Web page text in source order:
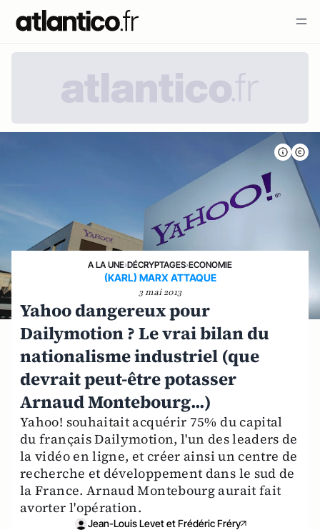
A LA UNE›DÉCRYPTAGES›ECONOMIE
(KARL) MARX ATTAQUE
3 mai 2013
Yahoo dangereux pour
Dailymotion ? Le vrai bilan du
nationalisme industriel (que
devrait peut-être potasser
Arnaud Montebourg...)
Yahoo! souhaitait acquérir 75% du capital
du français Dailymotion, l'un des leaders de
la vidéo en ligne, et créer ainsi un centre de
recherche et développement dans le sud de
la France. Arnaud Montebourg aurait fait
avorter l'opération.
Jean-Louis Levet et Frédéric Fréry